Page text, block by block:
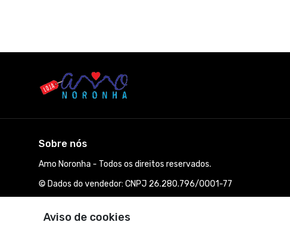
Aviso de cookies
Sobre nós
Amo Noronha - Todos os direitos reservados.
© Dados do vendedor: CNPJ 26.280.796/0001-77